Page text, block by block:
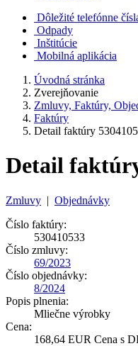
Dôležité telefónne
Odpady
Inštitúcie
Mobilná aplikácia
Úvodná stránka
Zverejňovanie
Zmluvy, Faktúry,
Faktúry
Detail faktúry
Detail
Zmluvy | Objednávky
Číslo faktúry:
530410533
Číslo zmluvy:
69/2023
Číslo objednávky:
8/2024
Popis plnenia:
Mliečne výrobky
Cena:
168,64 EUR Cena s